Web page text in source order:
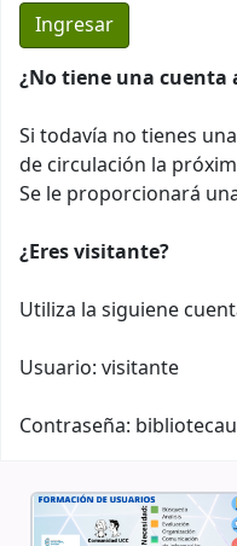
¿No tiene una cuenta
Si todavía no tienes
de circulación la
Se le proporcionará
¿Eres visitante?
Utiliza la siguiene
Usuario: visitante
Contraseña: